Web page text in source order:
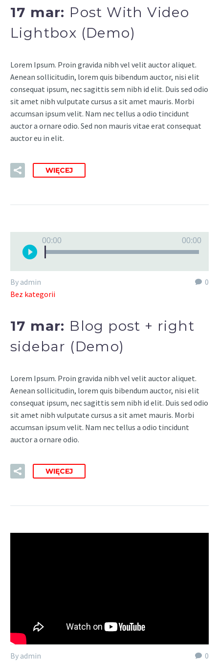
17 mar: Post With Video
Lightbox (Demo)
Lorem Ipsum. Proin gravida nibh vel velit auctor aliquet.
Aenean sollicitudin, lorem quis bibendum auctor, nisi elit
consequat ipsum, nec sagittis sem nibh id elit. Duis sed odio
sit amet nibh vulputate cursus a sit amet mauris. Morbi
accumsan ipsum velit. Nam nec tellus a odio tincidunt
auctor a ornare odio. Sed non mauris vitae erat consequat
auctor eu in elit.
WIĘCEJ
plików
00:00 00:00
0
By admin
Bez kategorii
17 mar: Blog post + right
sidebar (Demo)
Lorem Ipsum. Proin gravida nibh vel velit auctor aliquet.
Aenean sollicitudin, lorem quis bibendum auctor, nisi elit
consequat ipsum, nec sagittis sem nibh id elit. Duis sed odio
sit amet nibh vulputate cursus a sit amet mauris. Morbi
accumsan ipsum velit. Nam nec tellus a odio tincidunt
auctor a ornare odio.
WIĘCEJ
0
By admin